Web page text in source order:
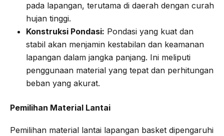
pada lapangan, terutama di daerah dengan curah
hujan tinggi.
Konstruksi Pondasi: Pondasi yang kuat dan
stabil akan menjamin kestabilan dan keamanan
lapangan dalam jangka panjang. Ini meliputi
penggunaan material yang tepat dan perhitungan
beban yang akurat.
Pemilihan Material Lantai
Pemilihan material lantai lapangan basket dipengaruhi